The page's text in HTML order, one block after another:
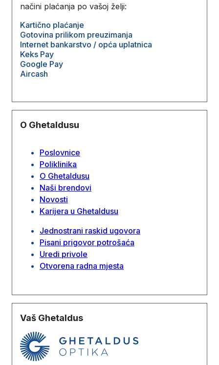
načini plaćanja po vašoj želji:
Kartično plaćanje
Gotovina prilikom preuzimanja
Internet bankarstvo / opća uplatnica
Keks Pay
Google Pay
Aircash
O Ghetaldusu
Poslovnice
Poliklinika
O Ghetaldusu
Naši brendovi
Novosti
Karijera u Ghetaldusu
Jednostrani raskid ugovora
Pisani prigovor potrošaća
Uredi privole
Otvorena radna mjesta
Vaš Ghetaldus